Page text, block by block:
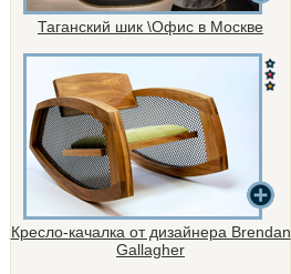
Таганский шик \Офис в Москве
Кресло-качалка от дизайнера Brendan
Gallagher